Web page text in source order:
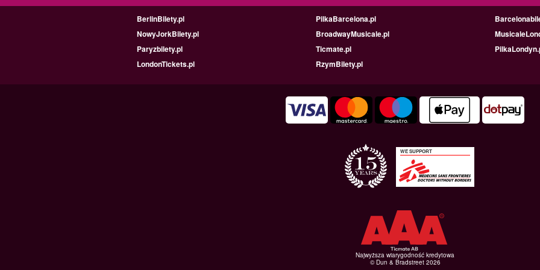
BerlinBilety.pl PilkaBarcelona.pl
NowyJorkBilety.pl
BroadwayMusicale.pl
Paryzbilety.pl
Ticmate.pl
LondonTickets.pl
RzymBilety.pl
WE SUPPORT
Najwyższa wiarygodność kredytowa
© Dun & Bradstreet 2026